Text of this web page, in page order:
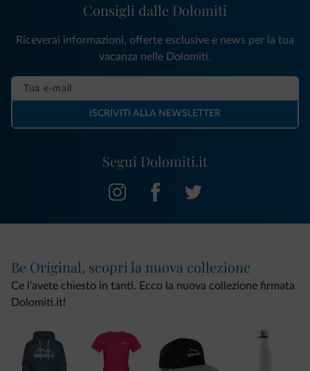
Segui Dolomiti.it
Consigli dalle Dolomiti
Riceverai informazioni, offerte esclusive e news per la tua
vacanza nelle Dolomiti.
ISCRIVITI ALLA NEWSLETTER
Be Original, scopri la nuova collezione
Ce l'avete chiesto in tanti. Ecco la nuova collezione firmata
Dolomiti.it!